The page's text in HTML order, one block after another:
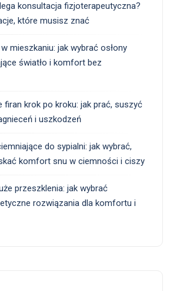
konsultacja fizjoterapeutyczna?
które musisz znać
mieszkaniu: jak wybrać osłony
światło i komfort bez
firan krok po kroku: jak prać, suszyć
i uszkodzeń
do sypialni: jak wybrać,
komfort snu w ciemności i ciszy
przeszklenia: jak wybrać
rozwiązania dla komfortu i